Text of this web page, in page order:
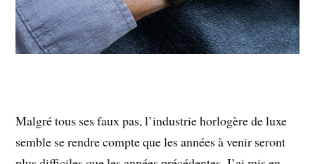
Malgré tous ses faux pas, l’industrie horlogère de luxe
semble se rendre compte que les années à venir seront